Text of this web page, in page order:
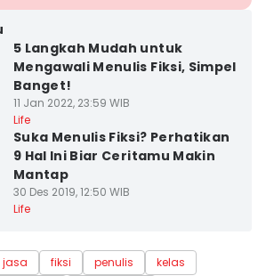
5 Langkah Mudah untuk
Mengawali Menulis Fiksi, Simpel
Banget!
11 Jan 2022, 23:59 WIB
Life
Suka Menulis Fiksi? Perhatikan
9 Hal Ini Biar Ceritamu Makin
Mantap
30 Des 2019, 12:50 WIB
Life
jasa fiksi penulis
kelas